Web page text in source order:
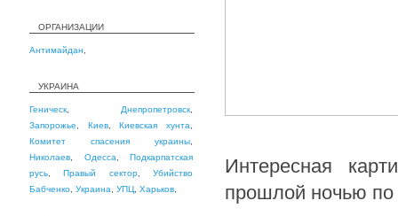
ОРГАНИЗАЦИИ
Антимайдан
УКРАИНА
Геническ Днепропетровск
Запорожье
Киев,Киевская хунта
Комитет спасения украины
Николаев
Одесса
Подкарпатская
русь ,Правый сектор,Убийство
Бабченко Украина УПЦ Харьков
Интересная
прошлой ночью по